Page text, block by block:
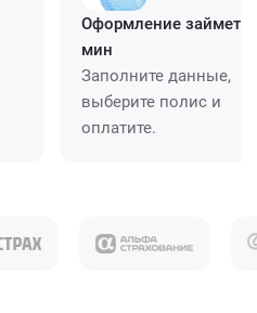
Оформление займет
мин
Заполните данные,
выберите полис и
оплатите.